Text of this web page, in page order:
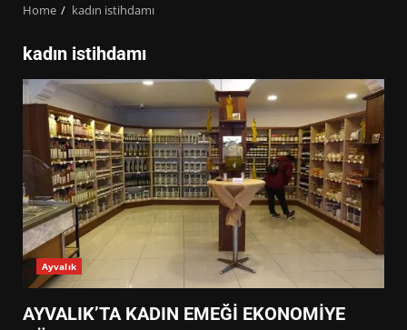
Home kadın istihdamı
kadın istihdamı
Ayvalık
AYVALIK’TA KADIN EMEĞİ EKONOMİYE